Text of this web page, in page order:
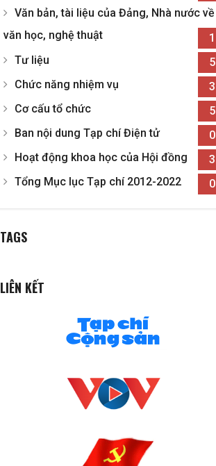
Văn bản, tài liệu của Đảng, Nhà nước về
văn học, nghệ thuật
1
Tư liệu
5
Chức năng nhiệm vụ
3
Cơ cấu tổ chức
5
Ban nội dung Tạp chí Điện tử
0
Hoạt động khoa học của Hội đồng
3
Tổng Mục lục Tạp chí 2012-2022
0
TAGS
LIÊN KẾT